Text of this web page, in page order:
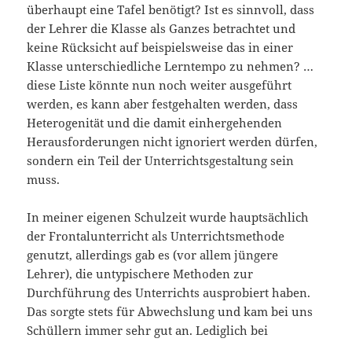
überhaupt eine Tafel benötigt? Ist es sinnvoll, dass
der Lehrer die Klasse als Ganzes betrachtet und
keine Rücksicht auf beispielsweise das in einer
Klasse unterschiedliche Lerntempo zu nehmen? …
diese Liste könnte nun noch weiter ausgeführt
werden, es kann aber festgehalten werden, dass
Heterogenität und die damit einhergehenden
Herausforderungen nicht ignoriert werden dürfen,
sondern ein Teil der Unterrichtsgestaltung sein
muss.
In meiner eigenen Schulzeit wurde hauptsächlich
der Frontalunterricht als Unterrichtsmethode
genutzt, allerdings gab es (vor allem jüngere
Lehrer), die untypischere Methoden zur
Durchführung des Unterrichts ausprobiert haben.
Das sorgte stets für Abwechslung und kam bei uns
Schüllern immer sehr gut an. Lediglich bei